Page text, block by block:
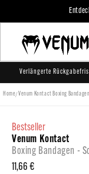
Inhalt
Verlängerte
Home/Venum Kontact Boxing
bestseller
Venum Kontact
Boxing Bandagen -
Normaler
11,66 €